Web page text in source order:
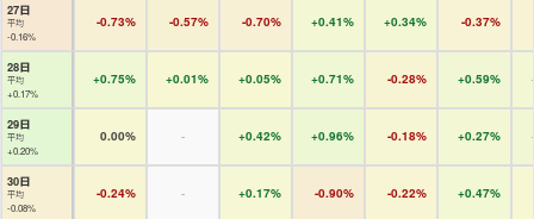
27日
平均
-0.16%
-0.73% -0.57% -0.70% +0.41% +0.34% -0.37%
28日
平均
+0.17%
+0.75% +0.01% +0.05% +0.71% -0.28% +0.59%
29日
平均
+0.20%
0.00% - +0.42% +0.96% -0.18% +0.27%
30日
平均
-0.08%
-0.24% - +0.17% -0.90% -0.22% +0.47%